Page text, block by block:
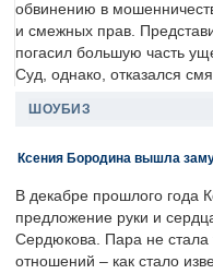
обвинению в
и смежных прав.
погасил большую часть
Суд, однако, отказался
ШОУБИЗ
Ксения Бородина вышла
В декабре прошлого года
предложение руки и
Сердюкова. Пара не
отношений – как стало